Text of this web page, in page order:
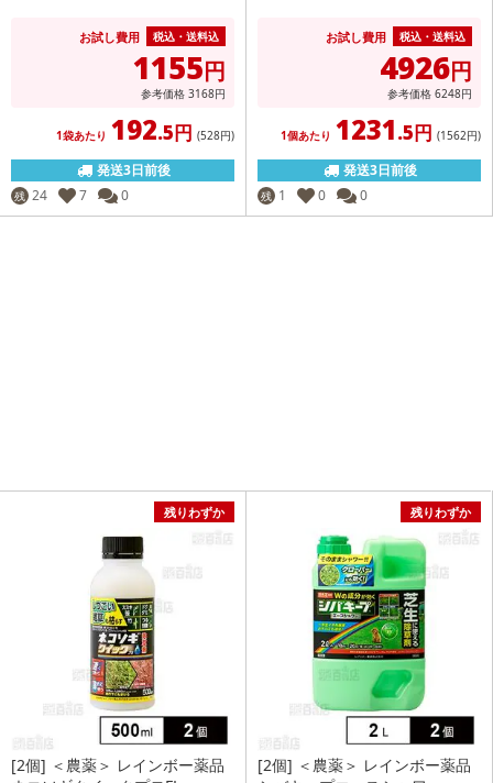
お試し費用 税込・送料込
1155円
参考価格 3168円
1袋あたり 192.5円 (528円)
発送3日前後
残 24 7 0
お試し費用 税込・送料込
4926円
参考価格 6248円
1個あたり 1231.5円 (1562円)
発送3日前後
残 1 0 0
残りわずか
[2個] ＜農薬＞ レインボー薬品
残りわずか
[2個] ＜農薬＞ レインボー薬品